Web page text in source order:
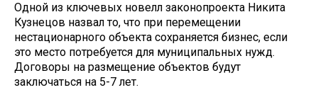
Одной из ключевых новелл законопроекта Никита
Кузнецов назвал то, что при перемещении
нестационарного объекта сохраняется бизнес, если
это место потребуется для муниципальных нужд.
Договоры на размещение объектов будут
заключаться на 5-7 лет.